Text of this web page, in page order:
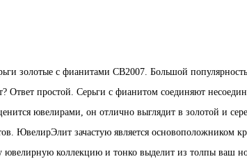
золотые с фианитами СВ2007. Большой
Ответ простой. Серьги с фианитом соединяют
ювелирами, он отлично выглядит в золотой и
ЮвелирЭлит зачастую является основоположником
ювелирную коллекцию и тонко выделит из толпы ваш